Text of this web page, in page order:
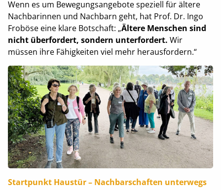
Wenn es um Bewegungsangebote speziell für ältere
Nachbarinnen und Nachbarn geht, hat Prof. Dr. Ingo
Froböse eine klare Botschaft: „Ältere Menschen sind
nicht überfordert, sondern unterfordert. Wir
müssen ihre Fähigkeiten viel mehr herausfordern.“
Startpunkt Haustür – Nachbarschaften unterwegs